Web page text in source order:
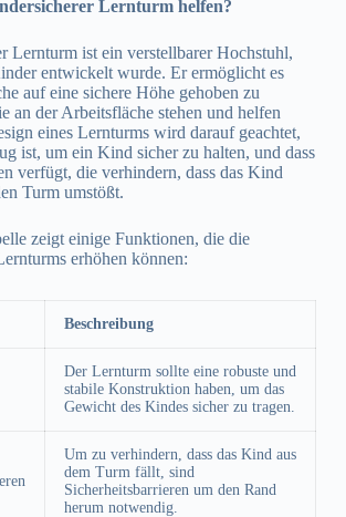
Lernturm helfen?
Lernturm ist ein verstellbarer Hochstuhl,
entwickelt wurde. Er ermöglicht es
auf eine sichere Höhe gehoben zu
an der Arbeitsfläche stehen und helfen
eines Lernturms wird darauf geachtet,
ist, um ein Kind sicher zu halten, und dass
verfügt, die verhindern, dass das Kind
Turm umstößt.
zeigt einige Funktionen, die die
erhöhen können:
Beschreibung
Der Lernturm sollte eine robuste und
stabile Konstruktion haben, um das
Gewicht des Kindes sicher zu tragen.
Um zu verhindern, dass das Kind aus
dem Turm fällt, sind
Sicherheitsbarrieren um den Rand
herum notwendig.